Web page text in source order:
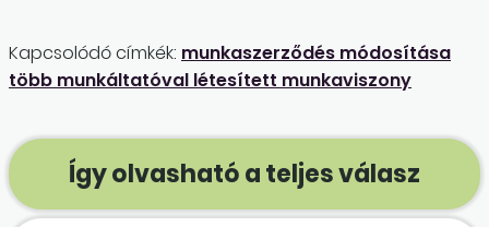
Kapcsolódó címkék: munkaszerződés módosítása
több munkáltatóval létesített munkaviszony
Így olvasható a teljes válasz